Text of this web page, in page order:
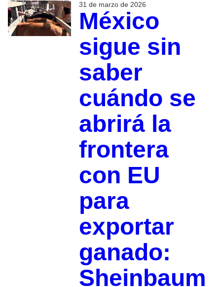
31 de marzo de 2026
México
sigue sin
saber
cuándo se
abrirá la
frontera
con EU
para
exportar
ganado:
Sheinbaum